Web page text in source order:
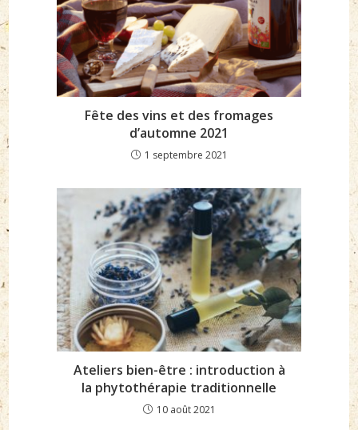
Fête des vins et des fromages
d’automne 2021
1 septembre 2021
Ateliers bien-être : introduction à
la phytothérapie traditionnelle
10 août 2021